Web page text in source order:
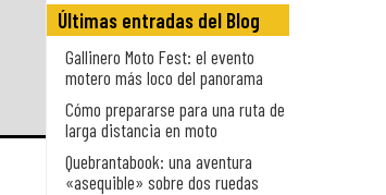
Últimas entradas del Blog
Gallinero Moto Fest: el evento
motero más loco del panorama
Cómo prepararse para una ruta de
larga distancia en moto
Quebrantabook: una aventura
«asequible» sobre dos ruedas